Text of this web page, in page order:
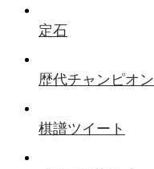
定石
歴代チャンピオン
棋譜ツイート